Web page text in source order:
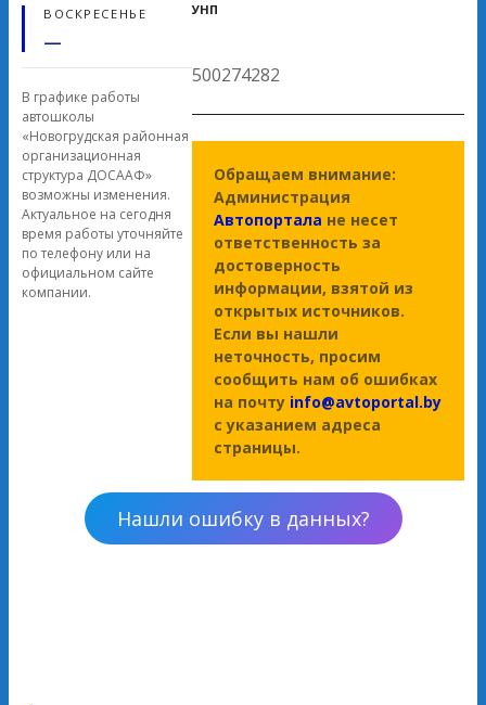
ВОСКРЕСЕНЬЕ
—
В графике работы
автошколы
«Новогрудская районная
организационная
структура ДОСААФ»
возможны изменения.
Актуальное на сегодня
время работы уточняйте
по телефону или на
официальном сайте
компании.
УНП
500274282
Обращаем внимание:
Администрация
Автопортала не несет
ответственность за
достоверность
информации, взятой из
открытых источников.
Если вы нашли
неточность, просим
сообщить нам об ошибках
на почту info@avtoportal.by
с указанием адреса
страницы.
Нашли ошибку в данных?